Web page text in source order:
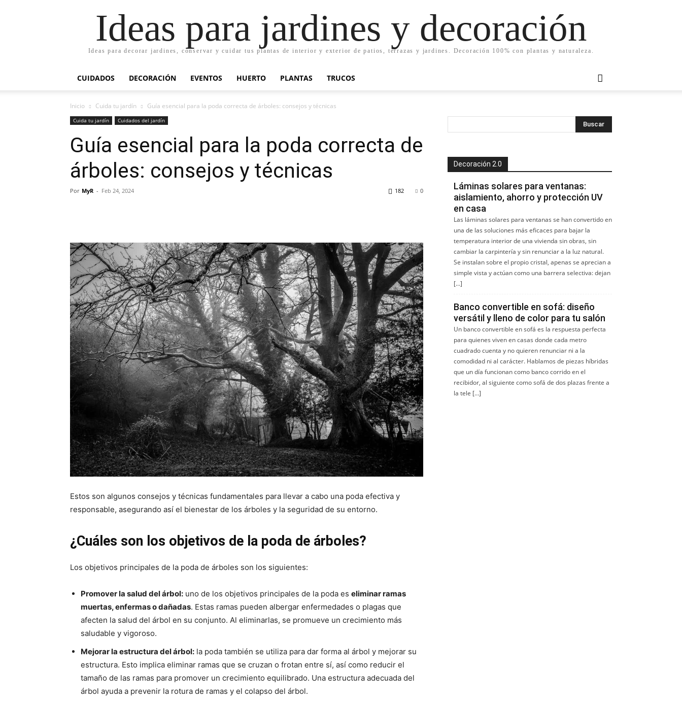
Ideas para jardines y decoración
Ideas para decorar jardines, conservar y cuidar tus plantas de interior y exterior de patios, terrazas y jardines. Decoración 100% con plantas y naturaleza.
CUIDADOS DECORACIÓN EVENTOS HUERTO PLANTAS TRUCOS
Inicio Cuida tu jardín Guía esencial para la poda correcta de árboles: consejos y técnicas
Cuida tu jardín Cuidados del jardín
Guía esencial para la poda correcta de
árboles: consejos y técnicas
Por MyR - Feb 24, 2024 0
182
Estos son algunos consejos y técnicas fundamentales para llevar a cabo una poda efectiva y
responsable, asegurando así el bienestar de los árboles y la seguridad de su entorno.
¿Cuáles son los objetivos de la poda de árboles?
Los objetivos principales de la poda de árboles son los siguientes:
Promover la salud del árbol: uno de los objetivos principales de la poda es eliminar ramas
muertas, enfermas o dañadas. Estas ramas pueden albergar enfermedades o plagas que
afecten la salud del árbol en su conjunto. Al eliminarlas, se promueve un crecimiento más
saludable y vigoroso.
Mejorar la estructura del árbol: la poda también se utiliza para dar forma al árbol y mejorar su
estructura. Esto implica eliminar ramas que se cruzan o frotan entre sí, así como reducir el
tamaño de las ramas para promover un crecimiento equilibrado. Una estructura adecuada del
árbol ayuda a prevenir la rotura de ramas y el colapso del árbol.
Decoración 2.0
Láminas solares para ventanas:
aislamiento, ahorro y protección UV
en casa
Las láminas solares para ventanas se han convertido en
una de las soluciones más eficaces para bajar la
temperatura interior de una vivienda sin obras, sin
cambiar la carpintería y sin renunciar a la luz natural.
Se instalan sobre el propio cristal, apenas se aprecian a
simple vista y actúan como una barrera selectiva: dejan
[…]
Banco convertible en sofá: diseño
versátil y lleno de color para tu salón
Un banco convertible en sofá es la respuesta perfecta
para quienes viven en casas donde cada metro
cuadrado cuenta y no quieren renunciar ni a la
comodidad ni al carácter. Hablamos de piezas híbridas
que un día funcionan como banco corrido en el
recibidor, al siguiente como sofá de dos plazas frente a
la tele […]